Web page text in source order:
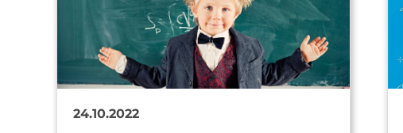
24.10.2022